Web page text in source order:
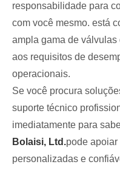
responsabilidade para
com você mesmo. está
ampla gama de
aos requisitos de
operacionais.
Se você procura
suporte técnico
imediatamente para
Bolaisi, Ltd.pode
personalizadas e